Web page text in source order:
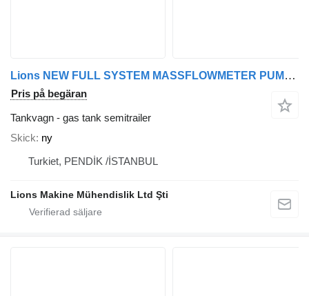
Lions NEW FULL SYSTEM MASSFLOWMETER PUMP HOSE REEL LPG TANKER TRAILER
Pris på begäran
Tankvagn - gas tank semitrailer
Skick ny
Turkiet, PENDİK /İSTANBUL
Lions Makine Mühendislik Ltd Şti